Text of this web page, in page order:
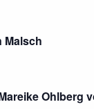
Malsch
Ohlberg